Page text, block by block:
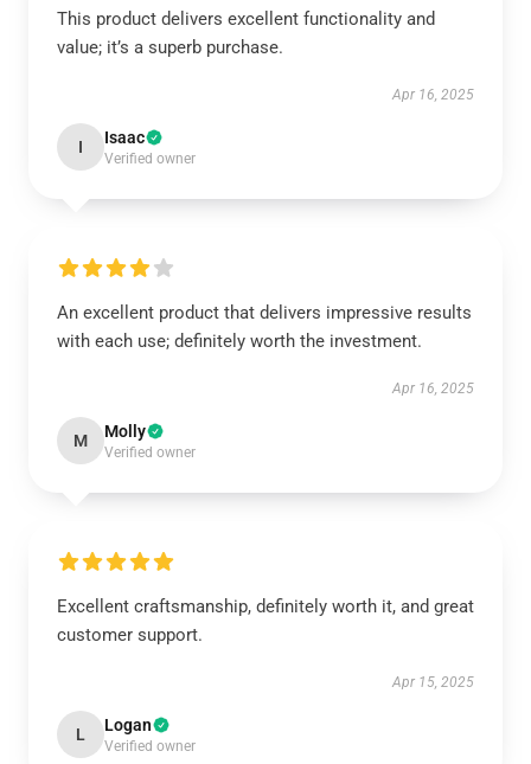
This product delivers excellent functionality and
value; it’s a superb purchase.
Apr 16, 2025
I Isaac
Verified owner
An excellent product that delivers impressive results
with each use; definitely worth the investment.
Apr 16, 2025
M Molly
Verified owner
Excellent craftsmanship, definitely worth it, and great
customer support.
Apr 15, 2025
L Logan
Verified owner